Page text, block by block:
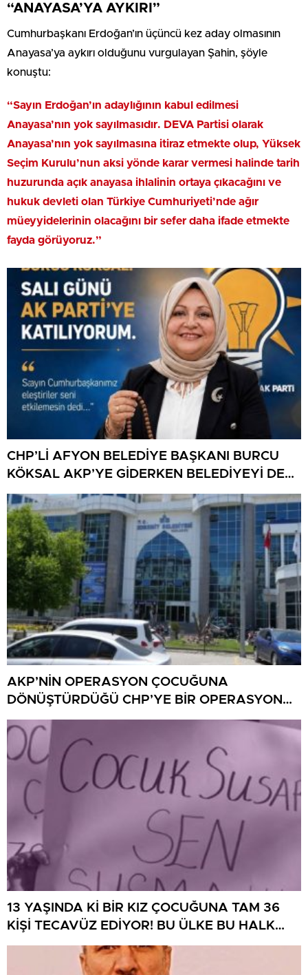
“ANAYASA’YA AYKIRI”
Cumhurbaşkanı Erdoğan’ın üçüncü kez aday olmasının
Anayasa’ya aykırı olduğunu vurgulayan Şahin, şöyle
konuştu:
“Sayın Erdoğan’ın adaylığının kabul edilmesi
Anayasa’nın yok sayılmasıdır. DEVA Partisi olarak
Anayasa’nın yok sayılmasına itiraz etmekte olup, Yüksek
Seçim Kurulu’nun aksi yönde karar vermesi halinde tarih
huzurunda açık anayasa ihlalinin ortaya çıkacağını ve
hukuk devleti olan Türkiye Cumhuriyeti’nde ağır
müeyyidelerinin olacağını bir sefer daha ifade etmekte
fayda görüyoruz.”
CHP’Lİ AFYON BELEDİYE BAŞKANI BURCU
KÖKSAL AKP’YE GİDERKEN BELEDİYEYİ DE
GÖTÜRÜYOR!
AKP’NİN OPERASYON ÇOCUĞUNA
DÖNÜŞTÜRDÜĞÜ CHP’YE BİR OPERASYON
DAHA!
13 YAŞINDA Kİ BİR KIZ ÇOCUĞUNA TAM 36
KİŞİ TECAVÜZ EDİYOR! BU ÜLKE BU HALK
NEREYE SAVRULDU NASIL SAVRULDU!